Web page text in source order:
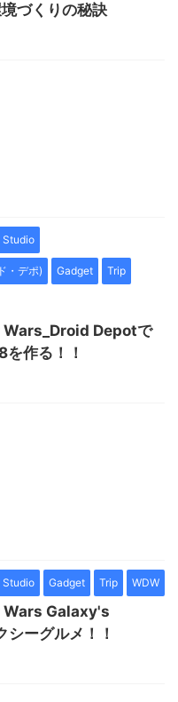
づくりの秘訣
Studio
・デポ) Gadget Trip
Wars_Droid Depotで
作る！！
Studio Gadget Trip WDW
Wars Galaxy's
ーグルメ！！